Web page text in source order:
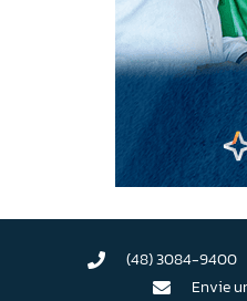
(48) 3084-9400
Envie